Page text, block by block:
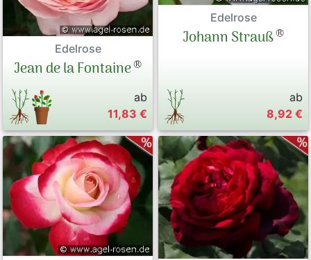
Edelrose
Jean de la Fontaine®
ab
11,83 €
Edelrose
Johann Strauß®
ab
8,92 €